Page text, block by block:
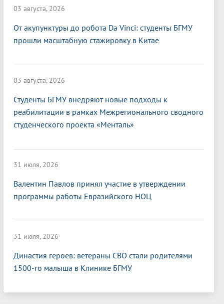
03 августа, 2026
От акупунктуры до робота Da Vinci: студенты БГМУ
прошли масштабную стажировку в Китае
03 августа, 2026
Студенты БГМУ внедряют новые подходы к
реабилитации в рамках Межрегионального сводного
студенческого проекта «Менталь»
31 июля, 2026
Валентин Павлов принял участие в утверждении
программы работы Евразийского НОЦ
31 июля, 2026
Династия героев: ветераны СВО стали родителями
1500-го малыша в Клинике БГМУ